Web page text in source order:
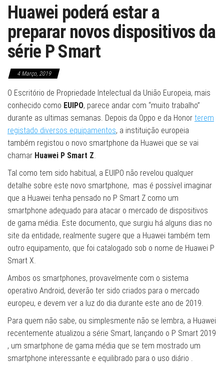
Huawei poderá estar a
preparar novos dispositivos da
série P Smart
4 Março, 2019
O Escritório de Propriedade Intelectual da União Europeia, mais
conhecido como EUIPO, parece andar com “muito trabalho”
durante as ultimas semanas. Depois da Oppo e da Honor terem
registado diversos equipamentos, a instituição europeia
também registou o novo smartphone da Huawei que se vai
chamar Huawei P Smart Z.
Tal como tem sido habitual, a EUIPO não revelou qualquer
detalhe sobre este novo smartphone, mas é possível imaginar
que a Huawei tenha pensado no P Smart Z como um
smartphone adequado para atacar o mercado de dispositivos
de gama média. Este documento, que surgiu há alguns dias no
site da entidade, realmente sugere que a Huawei também tem
outro equipamento, que foi catalogado sob o nome de Huawei P
Smart X.
Ambos os smartphones, provavelmente com o sistema
operativo Android, deverão ter sido criados para o mercado
europeu, e devem ver a luz do dia durante este ano de 2019.
Para quem não sabe, ou simplesmente não se lembra, a Huawei
recentemente atualizou a série Smart, lançando o P Smart 2019
, um smartphone de gama média que se tem mostrado um
smartphone interessante e equilibrado para o uso diário .